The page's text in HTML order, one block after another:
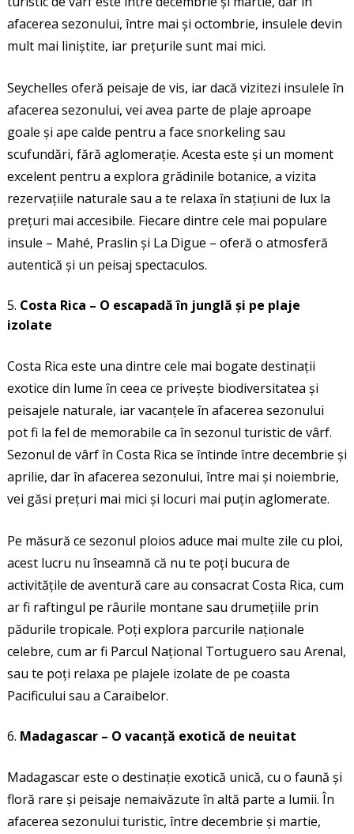
afacerea sezonului, între mai și octombrie, insulele devin
mult mai liniștite, iar prețurile sunt mai mici.
Seychelles oferă peisaje de vis, iar dacă vizitezi insulele în
afacerea sezonului, vei avea parte de plaje aproape
goale și ape calde pentru a face snorkeling sau
scufundări, fără aglomerație. Acesta este și un moment
excelent pentru a explora grădinile botanice, a vizita
rezervațiile naturale sau a te relaxa în stațiuni de lux la
prețuri mai accesibile. Fiecare dintre cele mai populare
insule – Mahé, Praslin și La Digue – oferă o atmosferă
autentică și un peisaj spectaculos.
Costa Rica – O escapadă în junglă și pe plaje
izolate
Costa Rica este una dintre cele mai bogate destinații
exotice din lume în ceea ce privește biodiversitatea și
peisajele naturale, iar vacanțele în afacerea sezonului
pot fi la fel de memorabile ca în sezonul turistic de vârf.
Sezonul de vârf în Costa Rica se întinde între decembrie și
aprilie, dar în afacerea sezonului, între mai și noiembrie,
vei găsi prețuri mai mici și locuri mai puțin aglomerate.
Pe măsură ce sezonul ploios aduce mai multe zile cu ploi,
acest lucru nu înseamnă că nu te poți bucura de
activitățile de aventură care au consacrat Costa Rica, cum
ar fi raftingul pe râurile montane sau drumețiile prin
pădurile tropicale. Poți explora parcurile naționale
celebre, cum ar fi Parcul Național Tortuguero sau Arenal,
sau te poți relaxa pe plajele izolate de pe coasta
Pacificului sau a Caraibelor.
Madagascar – O vacanță exotică de neuitat
Madagascar este o destinație exotică unică, cu o faună și
floră rare și peisaje nemaivăzute în altă parte a lumii. În
afacerea sezonului turistic, între decembrie și martie,